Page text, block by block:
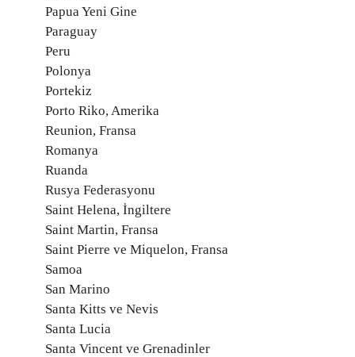
Papua Yeni Gine
Paraguay
Peru
Polonya
Portekiz
Porto Riko, Amerika
Reunion, Fransa
Romanya
Ruanda
Rusya Federasyonu
Saint Helena, İngiltere
Saint Martin, Fransa
Saint Pierre ve Miquelon, Fransa
Samoa
San Marino
Santa Kitts ve Nevis
Santa Lucia
Santa Vincent ve Grenadinler